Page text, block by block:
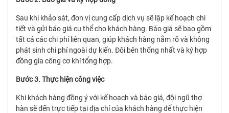
Sau khi khảo sát, đơn vị cung cấp dịch vụ sẽ lập kế hoạch chi
tiết và gửi báo giá cụ thể cho khách hàng. Báo giá sẽ bao gồm
tất cả các chi phí liên quan, giúp khách hàng nắm rõ và không
phát sinh chi phí ngoài dự kiến. Đôi bên thống nhất và ký hợp
đồng gia công cơ khí tổng hợp.
Bước 3. Thực hiện công việc
Khi khách hàng đồng ý với kế hoạch và báo giá, đội ngũ thợ
hàn sẽ đến trực tiếp tại địa chỉ của khách hàng để thực hiện